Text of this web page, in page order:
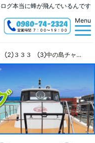
グ本当に蜂が飛んでいるんです
Menu
①ハチの巣ホール ②３３３ ③中の島チャネル